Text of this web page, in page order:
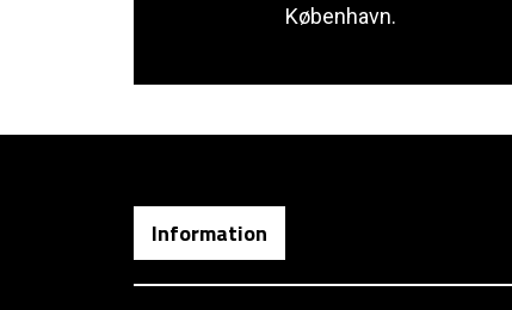
København.
Information